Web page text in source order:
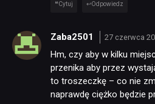
Cytuj Odpowiedz
Zaba2501 27 czerwca
Hm, czy aby w kilku
przenika aby przez
to troszeczkę – co nie
naprawdę ciężko będzie